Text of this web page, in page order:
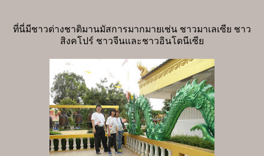
ที่นี่มีชาวต่างชาติมานมัสการมากมายเช่น ชาวมาเลเซีย ชาว
สิงคโปร์ ชาวจีนและชาวอินโดนีเซีย